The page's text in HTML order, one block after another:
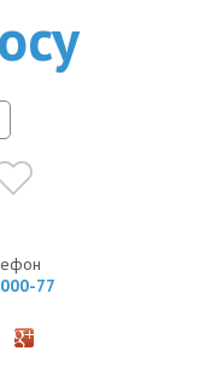
77